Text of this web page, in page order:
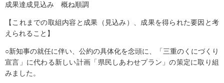
成果達成見込み 概ね順調
【これまでの取組内容と成果（見込み）、成果を得られた要因と考
えられること】
○新知事の就任に伴い、公約の具体化を念頭に、「三重のくにづくり
宣言」に代わる新しい計画「県民しあわせプラン」の策定に取り組
みました。